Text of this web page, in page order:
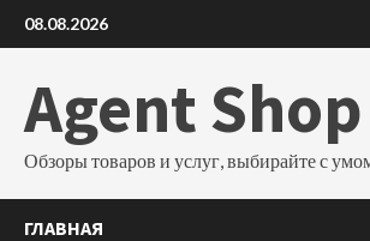
Перейти
к
08.08.2026
Agent Shop
Обзоры товаров и услуг, выбирайте с
ГЛАВНАЯ